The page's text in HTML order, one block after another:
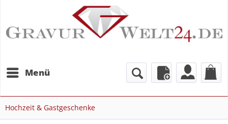
Menü
Hochzeit & Gastgeschenke